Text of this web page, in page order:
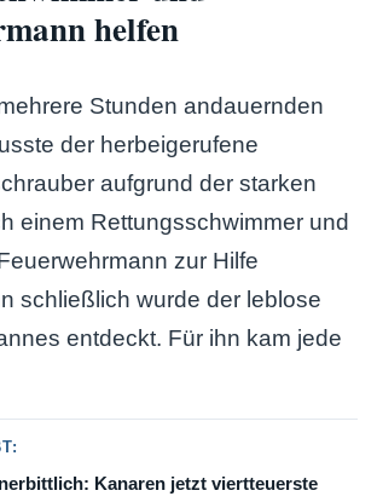
helfen
Stunden andauernden
der herbeigerufene
aufgrund der starken
einem Rettungsschwimmer und
zur Hilfe
schließlich wurde der leblose
entdeckt. Für ihn kam jede
Kanaren jetzt viertteuerste